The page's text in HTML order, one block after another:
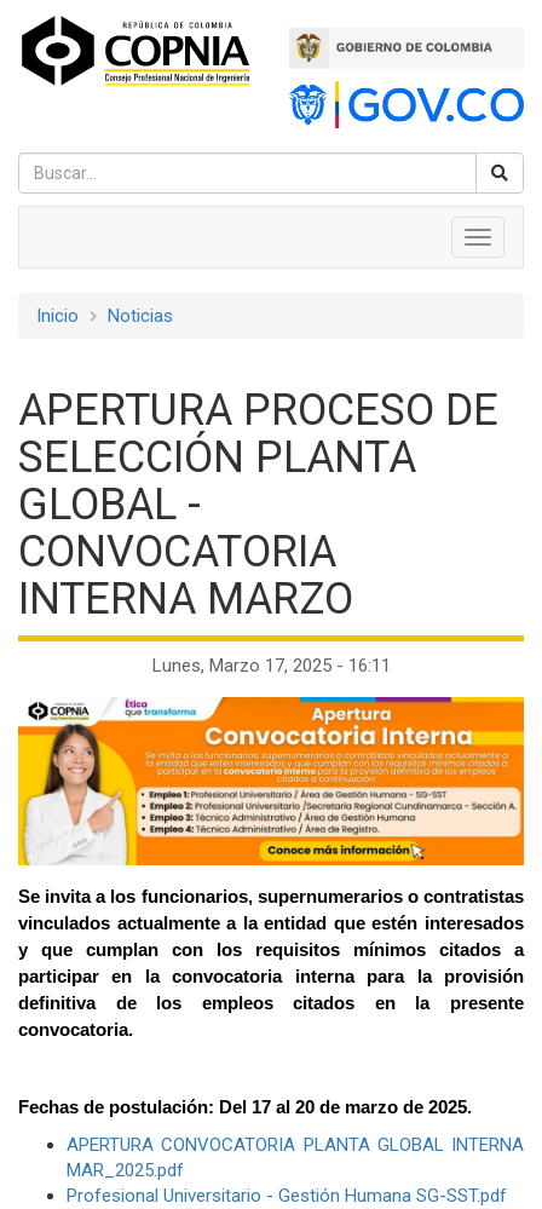
Pasar
contenido
Toggle
enlaces
de
ayuda
a
la
navegación
Inicio Noticias
APERTURA PROCESO DE
SELECCIÓN PLANTA
GLOBAL -
CONVOCATORIA
INTERNA MARZO
Lunes, Marzo 17, 2025 - 16:11
Se invita a los funcionarios, supernumerarios o contratistas
vinculados actualmente a la entidad que estén interesados
y que cumplan con los requisitos mínimos citados a
participar en la convocatoria interna para la provisión
definitiva de los empleos citados en la presente
convocatoria.
Fechas de postulación: Del 17 al 20 de marzo de 2025.
APERTURA CONVOCATORIA PLANTA GLOBAL INTERNA
MAR_2025.pdf
Profesional Universitario - Gestión Humana SG-SST.pdf